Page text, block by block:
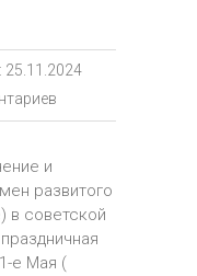
25.11.2024
и
развитого
в советской
е Мая (